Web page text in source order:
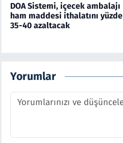
DOA Sistemi, içecek ambalajı
ham maddesi ithalatını yüzde
35-40 azaltacak
Yorumlar